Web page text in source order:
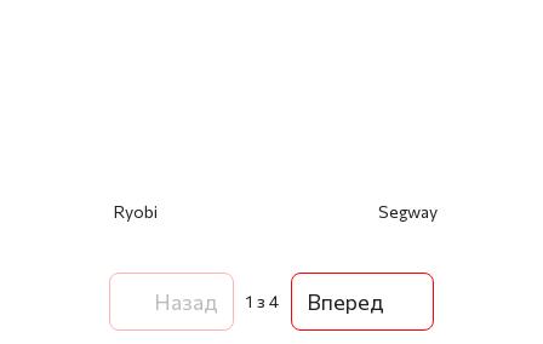
Ryobi Segway
Назад 1 з 4 Вперед